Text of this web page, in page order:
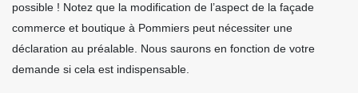
possible ! Notez que la modification de l’aspect de la façade
commerce et boutique à Pommiers peut nécessiter une
déclaration au préalable. Nous saurons en fonction de votre
demande si cela est indispensable.